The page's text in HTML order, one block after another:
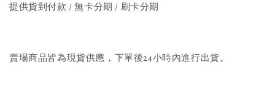
提供貨到付款 / 無卡分期 / 刷卡分期
賣場商品皆為現貨供應，下單後24小時內進行出貨。